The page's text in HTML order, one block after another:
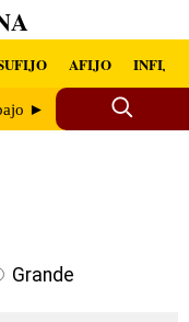
AFIJO INFIJO
►
Grande